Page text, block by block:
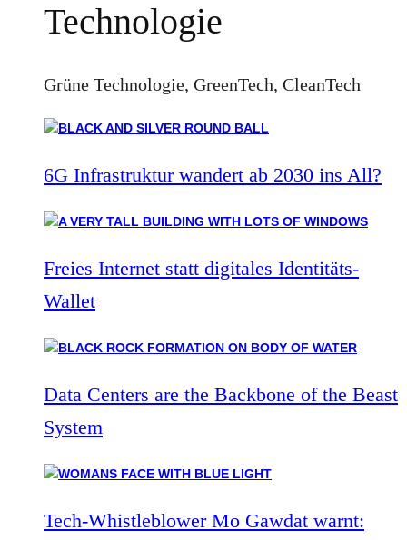
Technologie
Grüne Technologie, GreenTech, CleanTech
6G Infrastruktur wandert ab 2030 ins All?
Freies Internet statt digitales Identitäts-
Wallet
Data Centers are the Backbone of the Beast
System
Tech-Whistleblower Mo Gawdat warnt: